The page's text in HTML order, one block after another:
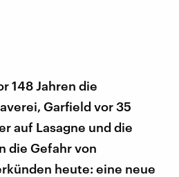
148 Jahren die
Garfield vor 35
auf Lasagne und die
die Gefahr von
heute: eine neue